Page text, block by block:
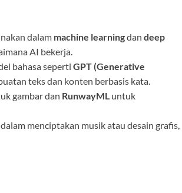
dalam machine learningdan deep
AI bekerja.
bahasa seperti GPT (Generative
teks dan konten berbasis kata.
gambar dan RunwayML untuk
menciptakan musik atau desain grafis,